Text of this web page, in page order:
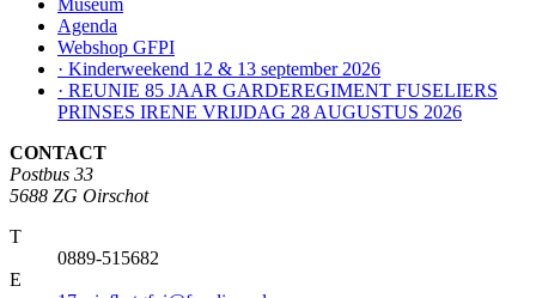
Museum
Agenda
Webshop GFPI
· Kinderweekend 12 & 13 september 2026
· REUNIE 85 JAAR GARDEREGIMENT FUSELIERS
PRINSES IRENE VRIJDAG 28 AUGUSTUS 2026
CONTACT
Postbus 33
5688 ZG Oirschot
T
0889-515682
E